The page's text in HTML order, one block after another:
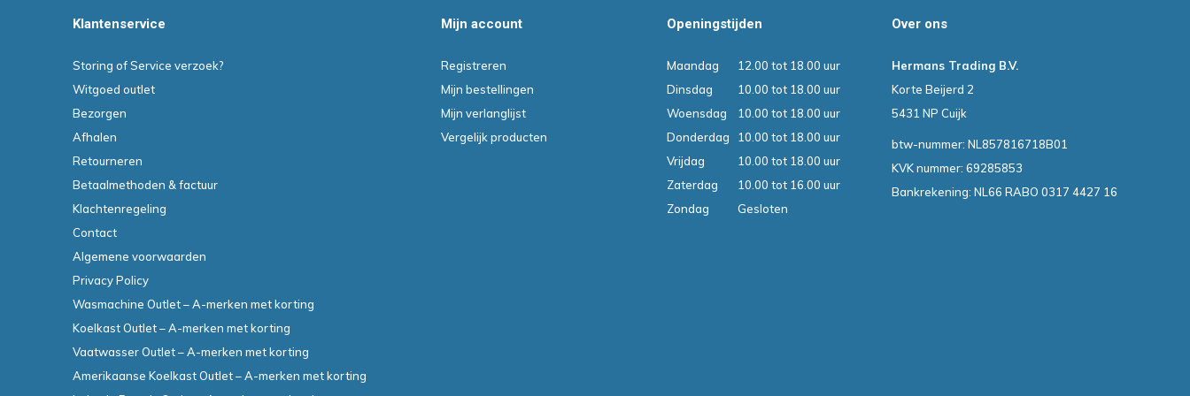
Klantenservice
Storing of Service verzoek?
Witgoed outlet
Bezorgen
Afhalen
Retourneren
Betaalmethoden & factuur
Klachtenregeling
Contact
Algemene voorwaarden
Privacy Policy
Wasmachine Outlet – A-merken met korting
Koelkast Outlet – A-merken met korting
Vaatwasser Outlet – A-merken met korting
Amerikaanse Koelkast Outlet – A-merken met korting
Mijn account
Registreren
Mijn bestellingen
Mijn verlanglijst
Vergelijk producten
Openingstijden
Maandag
12.00 tot 18.00 uur
Dinsdag
10.00 tot 18.00 uur
Woensdag
10.00 tot 18.00 uur
Donderdag
10.00 tot 18.00 uur
Vrijdag
10.00 tot 18.00 uur
Zaterdag
10.00 tot 16.00 uur
Zondag
Gesloten
Over ons
Hermans Trading B.V.
Korte Beijerd 2
5431 NP Cuijk
btw-nummer: NL857816718B01
KVK nummer: 69285853
Bankrekening: NL66 RABO 0317 4427 16